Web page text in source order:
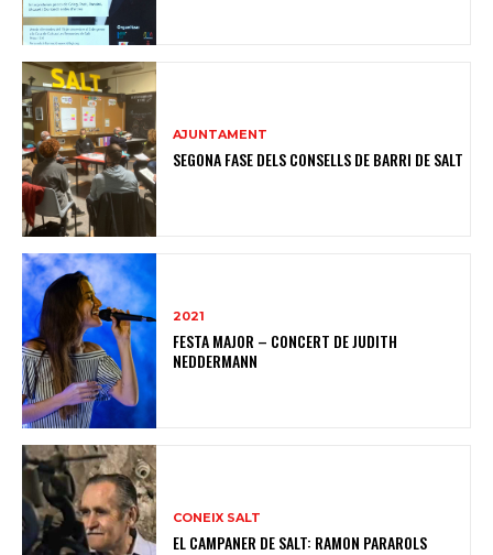
AJUNTAMENT
SEGONA FASE DELS CONSELLS DE BARRI DE SALT
2021
FESTA MAJOR – CONCERT DE JUDITH
NEDDERMANN
CONEIX SALT
EL CAMPANER DE SALT: RAMON PARAROLS